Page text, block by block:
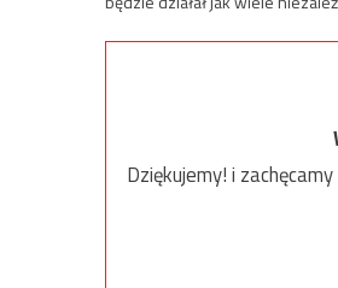
Dziękujemy! i